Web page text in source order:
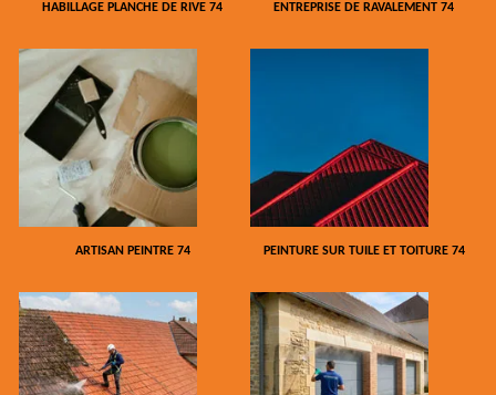
HABILLAGE PLANCHE DE RIVE 74 ENTREPRISE DE RAVALEMENT 74
ARTISAN PEINTRE 74 PEINTURE SUR TUILE ET TOITURE 74